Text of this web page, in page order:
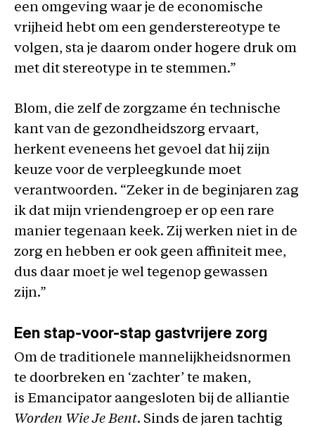
een omgeving waar je de economische
vrijheid hebt om een genderstereotype te
volgen, sta je daarom onder hogere druk om
met dit stereotype in te stemmen.”
Blom, die zelf de zorgzame én technische
kant van de gezondheidszorg ervaart,
herkent eveneens het gevoel dat hij zijn
keuze voor de verpleegkunde moet
verantwoorden. “Zeker in de beginjaren zag
ik dat mijn vriendengroep er op een rare
manier tegenaan keek. Zij werken niet in de
zorg en hebben er ook geen affiniteit mee,
dus daar moet je wel tegenop gewassen
zijn.”
Een stap-voor-stap gastvrijere zorg
Om de traditionele mannelijkheidsnormen
te doorbreken en ‘zachter’ te maken,
is Emancipator aangesloten bij de alliantie
Worden Wie Je Bent. Sinds de jaren tachtig